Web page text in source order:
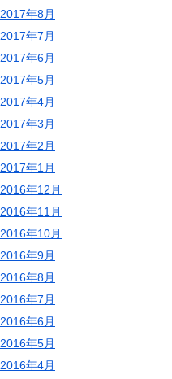
2017年8月
2017年7月
2017年6月
2017年5月
2017年4月
2017年3月
2017年2月
2017年1月
2016年12月
2016年11月
2016年10月
2016年9月
2016年8月
2016年7月
2016年6月
2016年5月
2016年4月